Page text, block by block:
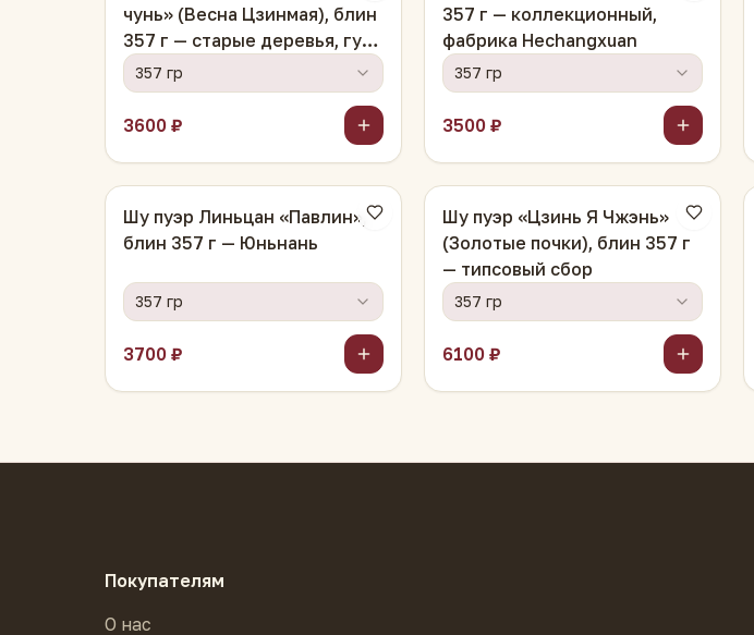
чунь» (Весна Цзинмая), блин
357 г — старые деревья, гу
шу чунь ляо
357 гр
3600 ₽
357 г — коллекционный,
фабрика Hechangxuan
357 гр
3500 ₽
Шу пуэр Линьцан «Павлин»,
блин 357 г — Юньнань
357 гр
3700 ₽
Шу пуэр «Цзинь Я Чжэнь»
(Золотые почки), блин 357 г
— типсовый сбор
357 гр
6100 ₽
Покупателям
О нас